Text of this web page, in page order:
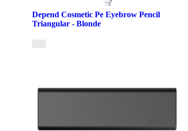
Depend Cosmetic Pe Eyebrow Pencil
Triangular - Blonde